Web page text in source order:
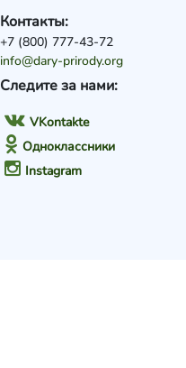
Следите за нами:
VKontakte
Одноклассники
Instagram
Контакты:
+7 (800) 777-43-72
info@dary-prirody.org